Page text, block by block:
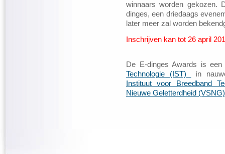
winnaars worden gekozen.
dinges, een driedaags
later meer zal worden
Inschrijven kan tot 26 april
De E-dinges Awards is
Technologie (IST)
in
Instituut voor Breedband
Nieuwe Geletterdheid (VSNG)